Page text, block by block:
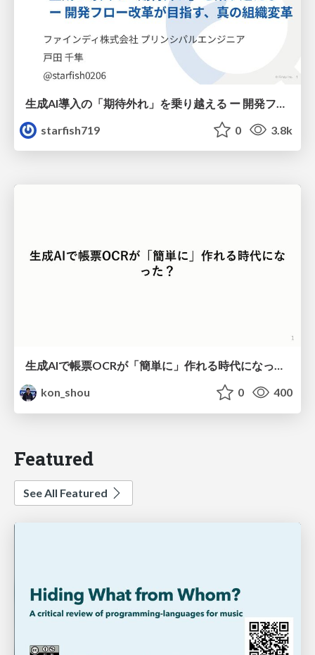
starfish719
0 3.8k
生成AIで帳票OCRが「簡単に」作れる時代になった？
kon_shou
0 400
Featured
See All Featured